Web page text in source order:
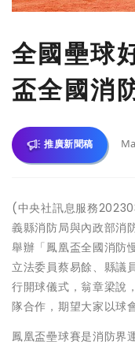
全國壘球
盃全國消
推廣新聞稿
(中央社訊息服務
義縣消防局與內政部消
舉辦「鳳凰盃全國消防
立法委員蔡易餘、縣議
行開球儀式，翁章梁說
隊合作，期望大家以球
鳳凰盃壘球賽是消防界